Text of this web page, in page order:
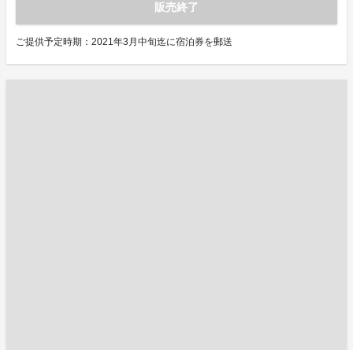
販売終了
ご提供予定時期：2021年3月中旬迄に宿泊券を郵送